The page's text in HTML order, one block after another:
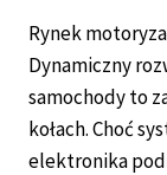
Rynek
Dynamiczny
samochody to
kołach. Choć
elektronika